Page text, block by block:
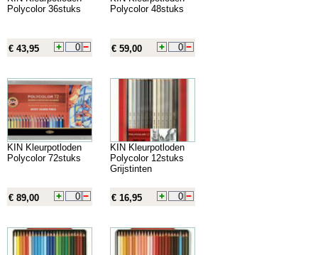
Polycolor 36stuks
€ 43,95
Polycolor 48stuks
€ 59,00
KIN Kleurpotloden
Polycolor 72stuks
€ 89,00
KIN Kleurpotloden
Polycolor 12stuks
Grijstinten
€ 16,95